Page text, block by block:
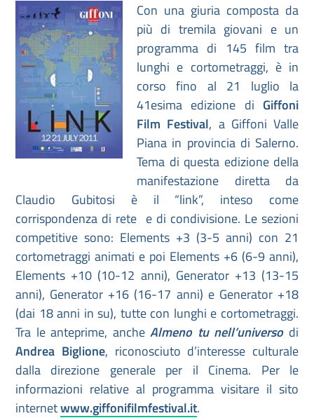
Con una giuria composta da
più di tremila giovani e un
programma di 145 film tra
lunghi e cortometraggi, è in
corso fino al 21 luglio la
41esima edizione di Giffoni
Film Festival, a Giffoni Valle
Piana in provincia di Salerno.
Tema di questa edizione della
manifestazione diretta da
Claudio Gubitosi è il “link”, inteso come
corrispondenza di rete e di condivisione. Le sezioni
competitive sono: Elements +3 (3-5 anni) con 21
cortometraggi animati e poi Elements +6 (6-9 anni),
Elements +10 (10-12 anni), Generator +13 (13-15
anni), Generator +16 (16-17 anni) e Generator +18
(dai 18 anni in su), tutte con lunghi e cortometraggi.
Tra le anteprime, ancheAlmeno tu nell’universodi
Andrea Biglione, riconosciuto d’interesse culturale
dalla direzione generale per il Cinema. Per le
informazioni relative al programma visitare il sito
internetwww.giffonifilmfestival.it.